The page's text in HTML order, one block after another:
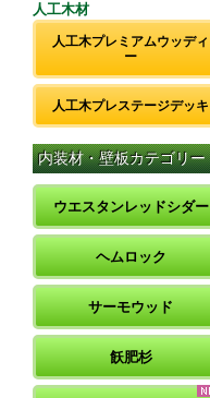
人工木材
人工木プレミアムウッディ
ー
人工木プレステージデッキ
内装材・壁板カテゴリー
ウエスタンレッドシダー
ヘムロック
サーモウッド
飫肥杉